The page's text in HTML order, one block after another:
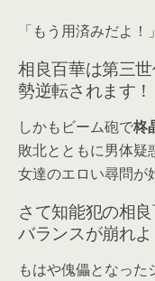
「もう用済みだよ！」
相良百華は第三
勢逆転されます！
しかもビーム砲で柊
敗北とともに男体疑
女達のエロい尋問が
さて知能犯の相
バランスが崩れよ
もはや傀儡となっ